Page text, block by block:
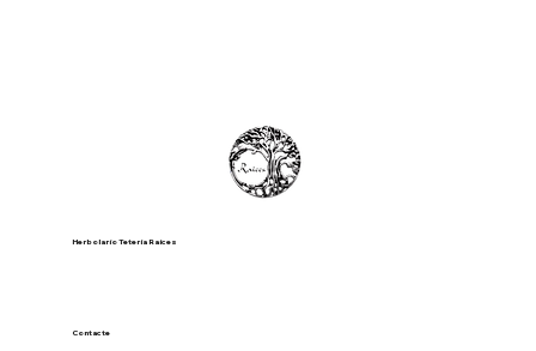
Herbolario Tetería Raíces
Contacte